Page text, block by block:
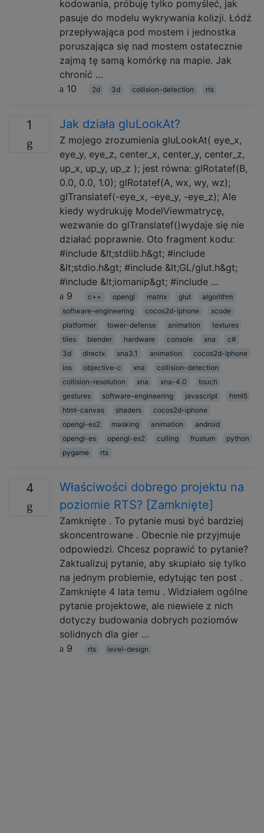
kodowania, próbuję tylko pomyśleć, jak
pasuje do modelu wykrywania kolizji. Łódź
przepływająca pod mostem i jednostka
poruszająca się nad mostem ostatecznie
zajmą tę samą komórkę na mapie. Jak
chronić …
10
2d 3d collision-detection rts
1 Jak działa gluLookAt?
Z mojego zrozumienia gluLookAt( eye_x,
eye_y, eye_z, center_x, center_y, center_z,
up_x, up_y, up_z ); jest równa: glRotatef(B,
0.0, 0.0, 1.0); glRotatef(A, wx, wy, wz);
glTranslatef(-eye_x, -eye_y, -eye_z); Ale
kiedy wydrukuję ModelViewmatrycę,
wezwanie do glTranslatef()wydaje się nie
działać poprawnie. Oto fragment kodu:
#include &lt;stdlib.h&gt; #include
&lt;stdio.h&gt; #include &lt;GL/glut.h&gt;
#include &lt;iomanip&gt; #include …
9
c++ opengl matrix glut
algorithm
software-engineering
cocos2d-iphone
xcode
platformer
tower-defense animation
textures
tiles
blender hardware console xna
c#
3d
directx xna3.1 animation
cocos2d-iphone
ios
objective-c xna
collision-detection
collision-resolution
xna xna-4.0
touch
gestures
software-engineering javascript
html5
html-canvas
shaders
cocos2d-iphone
opengl-es2
masking animation
android
opengl-es
opengl-es2 culling frustum
python
pygame
rts
4
Właściwości dobrego projektu na
poziomie RTS? [Zamknięte]
Zamknięte . To pytanie musi być bardziej
skoncentrowane . Obecnie nie przyjmuje
odpowiedzi. Chcesz poprawić to pytanie?
Zaktualizuj pytanie, aby skupiało się tylko
na jednym problemie, edytując ten post .
Zamknięte 4 lata temu . Widziałem ogólne
pytanie projektowe, ale niewiele z nich
dotyczy budowania dobrych poziomów
solidnych dla gier …
9
rts level-design